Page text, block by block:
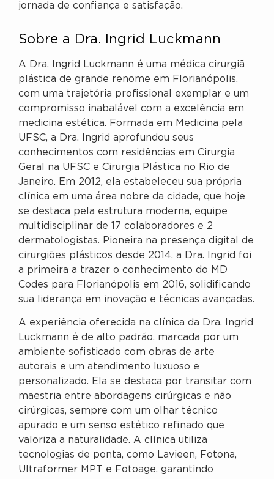
jornada de confiança e satisfação.
Sobre a Dra. Ingrid Luckmann
A Dra. Ingrid Luckmann é uma médica cirurgiã
plástica de grande renome em Florianópolis,
com uma trajetória profissional exemplar e um
compromisso inabalável com a excelência em
medicina estética. Formada em Medicina pela
UFSC, a Dra. Ingrid aprofundou seus
conhecimentos com residências em Cirurgia
Geral na UFSC e Cirurgia Plástica no Rio de
Janeiro. Em 2012, ela estabeleceu sua própria
clínica em uma área nobre da cidade, que hoje
se destaca pela estrutura moderna, equipe
multidisciplinar de 17 colaboradores e 2
dermatologistas. Pioneira na presença digital de
cirurgiões plásticos desde 2014, a Dra. Ingrid foi
a primeira a trazer o conhecimento do MD
Codes para Florianópolis em 2016, solidificando
sua liderança em inovação e técnicas avançadas.
A experiência oferecida na clínica da Dra. Ingrid
Luckmann é de alto padrão, marcada por um
ambiente sofisticado com obras de arte
autorais e um atendimento luxuoso e
personalizado. Ela se destaca por transitar com
maestria entre abordagens cirúrgicas e não
cirúrgicas, sempre com um olhar técnico
apurado e um senso estético refinado que
valoriza a naturalidade. A clínica utiliza
tecnologias de ponta, como Lavieen, Fotona,
Ultraformer MPT e Fotoage, garantindo